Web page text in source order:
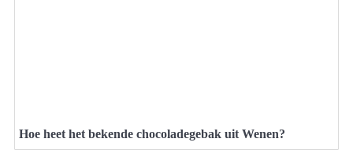
Hoe heet het bekende chocoladegebak uit Wenen?